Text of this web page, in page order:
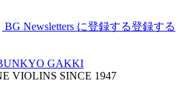
BG Newsletters に登録する登録する
VIOLINS SINCE 1947